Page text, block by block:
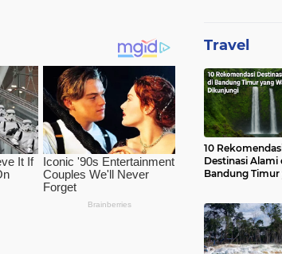
Travel
10
Destinasi Alami
Bandung Timur